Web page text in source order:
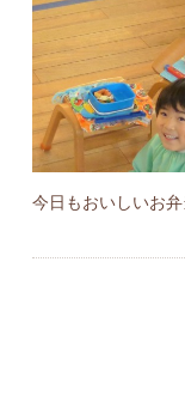
今日もおいしいお